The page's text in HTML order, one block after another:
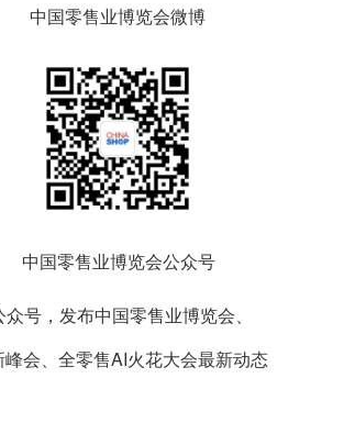
中国零售业博览会微博
中国零售业博览会公众号
号，发布中国零售业博览会、
会、全零售AI火花大会最新动态